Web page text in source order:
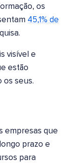
os
45,1% de
visível e
estão
os seus.
empresas que
prazo e
para